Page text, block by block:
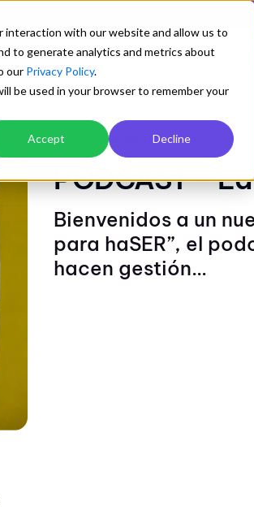
interaction with our website and allow us to
to generate analytics and metrics about
our Privacy Policy.
be used in your browser to remember your
Accept Decline
tu gestión
centralizado y
de versiones
Cuantificación de
de cambios
Testimonios Precios Blog
de interés
para aprender sobre
empresarial
el trabajo
confianza en el trabajo
PODCAST -
Bienvenidos a un
para haSER”, el
hacen gestión...